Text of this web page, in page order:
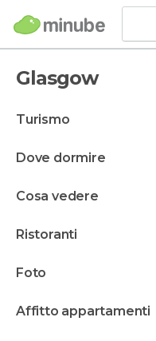
Glasgow
turismo
dove dormire
cosa vedere
ristoranti
foto
affitto appartamenti